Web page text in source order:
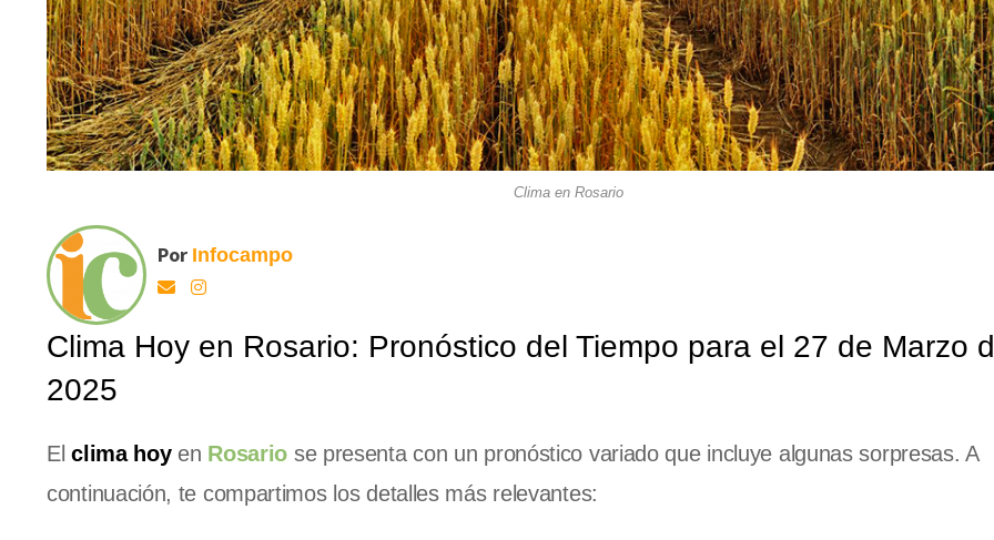
Clima en Rosario
Por Infocampo
Clima Hoy en Rosario: Pronóstico del Tiempo para el 27 de Marzo
2025
Elclima hoyen Rosario se presenta con un pronóstico variado que incluye algunas sorpresas. A
continuación, te compartimos los detalles más relevantes: